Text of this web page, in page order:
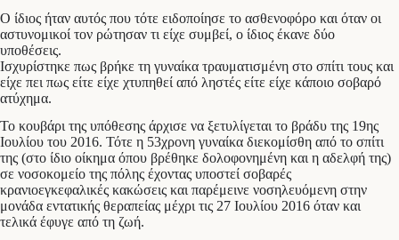
Ο ίδιος ήταν αυτός που τότε ειδοποίησε το ασθενοφόρο και όταν οι
αστυνομικοί τον ρώτησαν τι είχε συμβεί, ο ίδιος έκανε δύο
υποθέσεις.
Ισχυρίστηκε πως βρήκε τη γυναίκα τραυματισμένη στο σπίτι τους και
είχε πει πως είτε είχε χτυπηθεί από ληστές είτε είχε κάποιο σοβαρό
ατύχημα.
Το κουβάρι της υπόθεσης άρχισε να ξετυλίγεται το βράδυ της 19ης
Ιουλίου του 2016. Τότε η 53χρονη γυναίκα διεκομίσθη από το σπίτι
της (στο ίδιο οίκημα όπου βρέθηκε δολοφονημένη και η αδελφή της)
σε νοσοκομείο της πόλης έχοντας υποστεί σοβαρές
κρανιοεγκεφαλικές κακώσεις και παρέμεινε νοσηλευόμενη στην
μονάδα εντατικής θεραπείας μέχρι τις 27 Ιουλίου 2016 όταν και
τελικά έφυγε από τη ζωή.